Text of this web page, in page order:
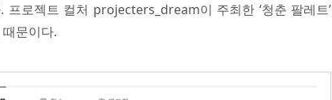
로젝트 컬처 projecters_dream이 주최한 ‘청춘 팔레트’
문이다.